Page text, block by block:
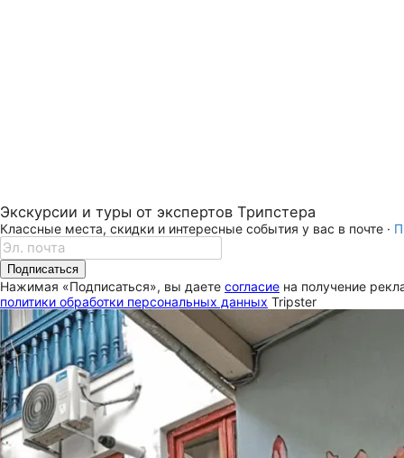
Экскурсии и туры от экспертов Трипстера
Классные места, скидки и интересные события у вас в почте ·
Подписаться
Нажимая «Подписаться», вы даете согласие на получение
политики обработки персональных данных Tripster